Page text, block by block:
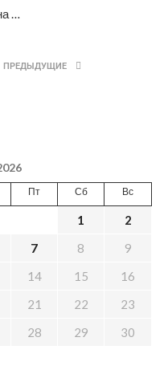
…
ПРЕДЫДУЩИЕ
Пт Сб Вс
1
2
7 8
9
14 15
16
21 22
23
28 29
30